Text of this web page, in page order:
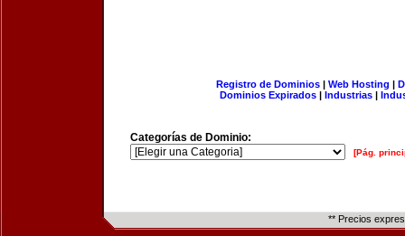
Registro de Dominios| Web Hosting |
Dominios Expirados | Industrias |
Categorías de Dominio:
[Pág.
** Precios